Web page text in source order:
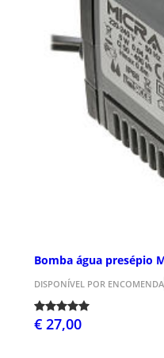
Bomba água presépio
DISPONÍVEL POR ENCOMENDA
€ 27,00